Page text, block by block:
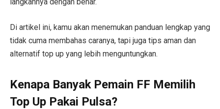
Di artikel ini, kamu akan menemukan panduan lengkap yang
tidak cuma membahas caranya, tapi juga tips aman dan
alternatif top up yang lebih menguntungkan.
Kenapa Banyak Pemain FF Memilih
Top Up Pakai Pulsa?